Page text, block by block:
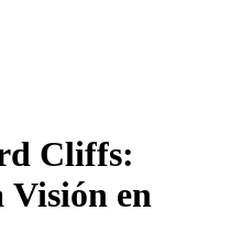
Cliffs:
Visión en